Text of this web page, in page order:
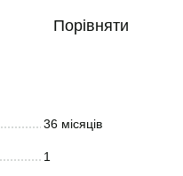
Порівняти
36 місяців
1